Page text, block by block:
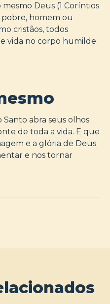
Deus (1 Coríntios
pobre, homem ou
cristãos, todos
vida no corpo humilde
abra seus olhos
de toda a vida. E que
e a glória de Deus
e nos tornar